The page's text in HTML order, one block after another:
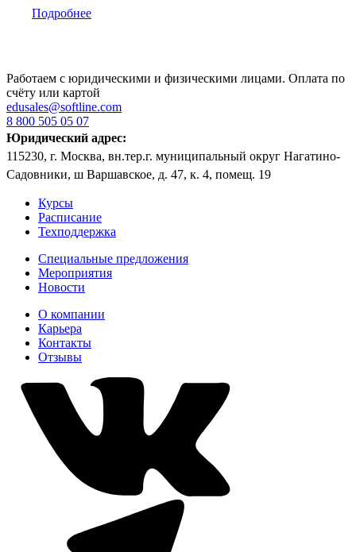
Подробнее
Работаем с юридическими и физическими лицами. Оплата по
счёту или картой
edusales@softline.com
8 800 505 05 07
Юридический адрес:
115230, г. Москва, вн.тер.г. муниципальный округ Нагатино-
Садовники, ш Варшавское, д. 47, к. 4, помещ. 19
Курсы
Расписание
Техподдержка
Специальные предложения
Мероприятия
Новости
О компании
Карьера
Контакты
Отзывы